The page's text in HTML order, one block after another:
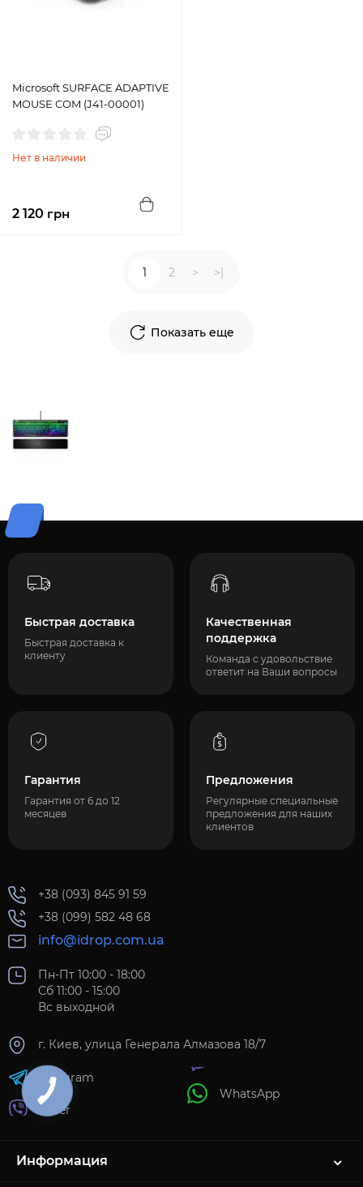
Microsoft SURFACE ADAPTIVE
MOUSE COM (J41-00001)
Нет в наличии
2 120 грн
Показать еще
1 2 > >|
Быстрая доставка
Быстрая доставка к
клиенту
Качественная
поддержка
Команда с удовольствие
ответит на Ваши вопросы
Гарантия
Гарантия от 6 до 12
месяцев
Предложения
Регулярные специальные
предложения для наших
клиентов
+38 (093) 845 91 59
+38 (099) 582 48 68
info@idrop.com.ua
Пн-Пт 10:00 - 18:00
Сб 11:00 - 15:00
Вс выходной
г. Киев, улица Генерала Алмазова 18/7
Telegram
Viber
WhatsApp
Информация